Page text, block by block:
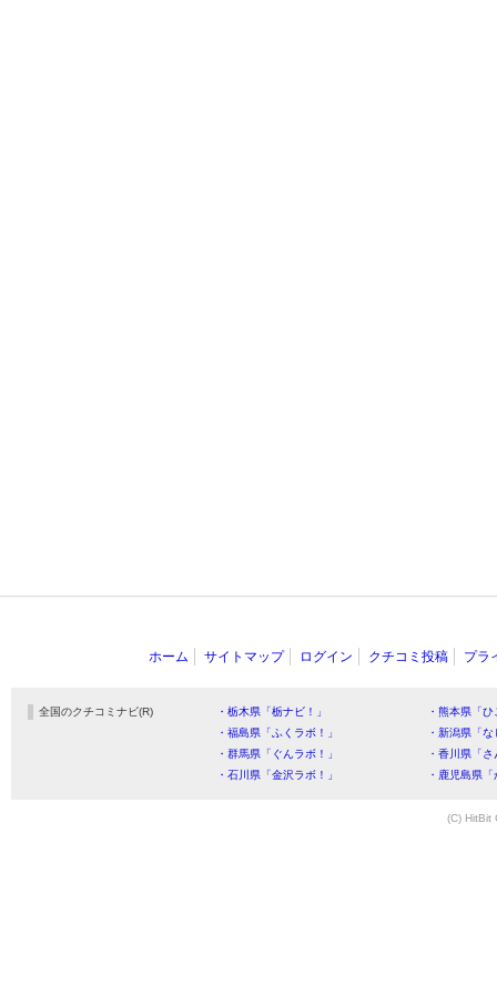
ホーム サイトマップ ログイン クチコミ投稿 プラ
全国のクチコミナビ(R) ・栃木県「栃ナビ！」
・熊本県「
・福島県「ふくラボ！」
・新潟県「
・群馬県「ぐんラボ！」
・香川県「
・石川県「金沢ラボ！」
・鹿児島県
(C) HitBit